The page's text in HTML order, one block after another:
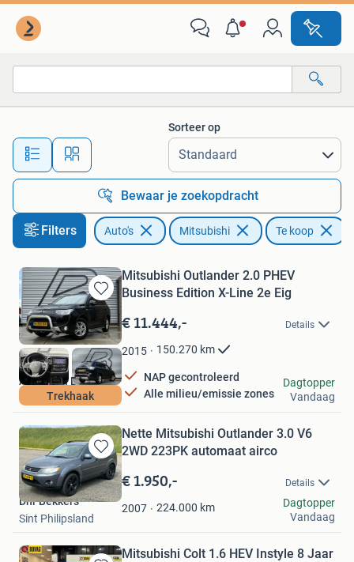
Alle afstanden…
Sorteer op
Bewaar je zoekopdracht
Filters Auto's Mitsubishi Te koop
Bewaren
in
Mijn
Favorieten
Trekhaak
Mitsubishi Outlander 2.0 PHEV
Business Edition X-Line 2e Eig
€ 11.444,- Details
2015 150.270 km
NAP gecontroleerd
Alle milieu/emissie zones
Autobaan B.V.
Lelystad
Dagtopper
Vandaag
Bewaren
in
Mijn
Favorieten
Nette Mitsubishi Outlander 3.0 V6
2WD 223PK automaat airco
€ 1.950,- Details
2007 224.000 km
Dhr Bekkers
Sint Philipsland
Dagtopper
Vandaag
Mitsubishi Colt 1.6 HEV Instyle 8 Jaar